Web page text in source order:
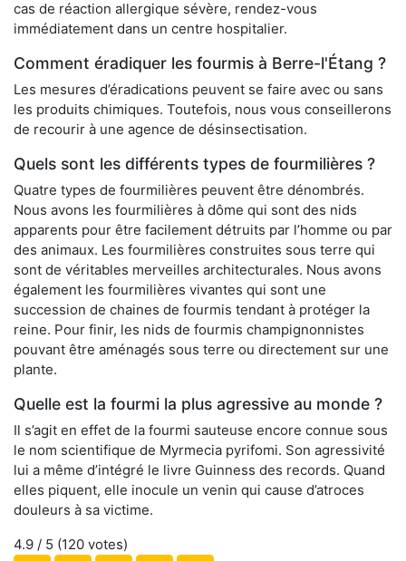
cas de réaction allergique sévère, rendez-vous
immédiatement dans un centre hospitalier.
Comment éradiquer les fourmis à Berre-l'Étang ?
Les mesures d’éradications peuvent se faire avec ou sans
les produits chimiques. Toutefois, nous vous conseillerons
de recourir à une agence de désinsectisation.
Quels sont les différents types de fourmilières ?
Quatre types de fourmilières peuvent être dénombrés.
Nous avons les fourmilières à dôme qui sont des nids
apparents pour être facilement détruits par l’homme ou par
des animaux. Les fourmilières construites sous terre qui
sont de véritables merveilles architecturales. Nous avons
également les fourmilières vivantes qui sont une
succession de chaines de fourmis tendant à protéger la
reine. Pour finir, les nids de fourmis champignonnistes
pouvant être aménagés sous terre ou directement sur une
plante.
Quelle est la fourmi la plus agressive au monde ?
Il s’agit en effet de la fourmi sauteuse encore connue sous
le nom scientifique de Myrmecia pyrifomi. Son agressivité
lui a même d’intégré le livre Guinness des records. Quand
elles piquent, elle inocule un venin qui cause d’atroces
douleurs à sa victime.
4.9 / 5 (120 votes)